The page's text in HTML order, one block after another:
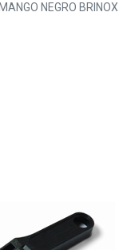
NEGRO BRINOX